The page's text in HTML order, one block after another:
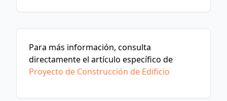
Para más información, consulta
directamente el artículo específico de
Proyecto de Construcción de Edificio